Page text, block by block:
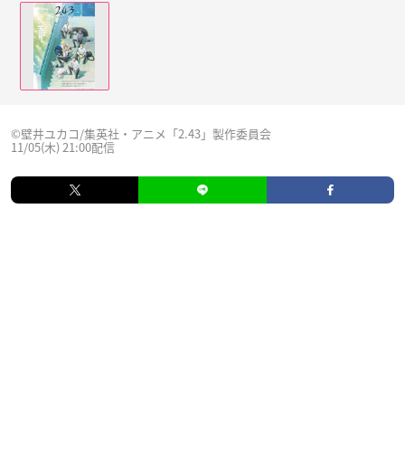
©壁井ユカコ/集英社・アニメ「2.43」製作委員会
11/05(木) 21:00配信